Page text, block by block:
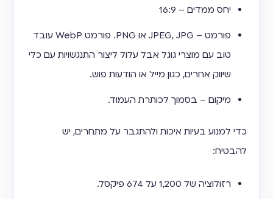
יחס ממדים – 16:9
פורמט – JPEG, JPG או PNG. פורמט WebP עובד
טוב עם מוצרי גוגל אבל עלול ליצור התנגשויות עם כלי
שיווק אחרים, כגון מייל או הודעות פוש.
מיקום – בסמוך לכותרת העמוד.
כדי למנוע בעיות איכות ולהתגבר על מתחרים, יש
להבטיח:
רזולוציה של 1,200 על 674 פיקסל.